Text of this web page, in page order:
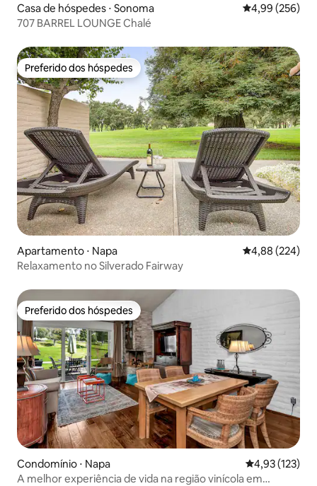
Casa de hóspedes ⋅ Sonoma 4,99 de uma
4,99 (256)
707 BARREL LOUNGE Chalé
Preferido dos hóspedes
Preferido dos hóspedes
Apartamento ⋅ Napa 4,88 de uma
4,88 (224)
Relaxamento no Silverado Fairway
Preferido dos hóspedes
Preferido dos hóspedes
Condomínio ⋅ Napa 4,93 de uma
4,93 (123)
A melhor experiência de vida na região vinícola em